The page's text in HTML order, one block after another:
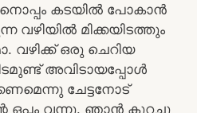
കടയിൽ പോകാൻ
വഴിയിൽ മിക്കയിടത്തും
വഴിക്ക് ഒരു ചെറിയ
അവിടായപ്പോൾ
ചേട്ടനോട്
ഒപ്പം വന്നു. ഞാൻ കുറച്ചു